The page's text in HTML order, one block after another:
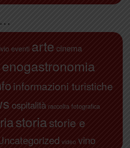
eventi arte cinema
enogastronomia
informazioni turistiche
ospitalità raccolta fotografica
storiastorie e
video vino